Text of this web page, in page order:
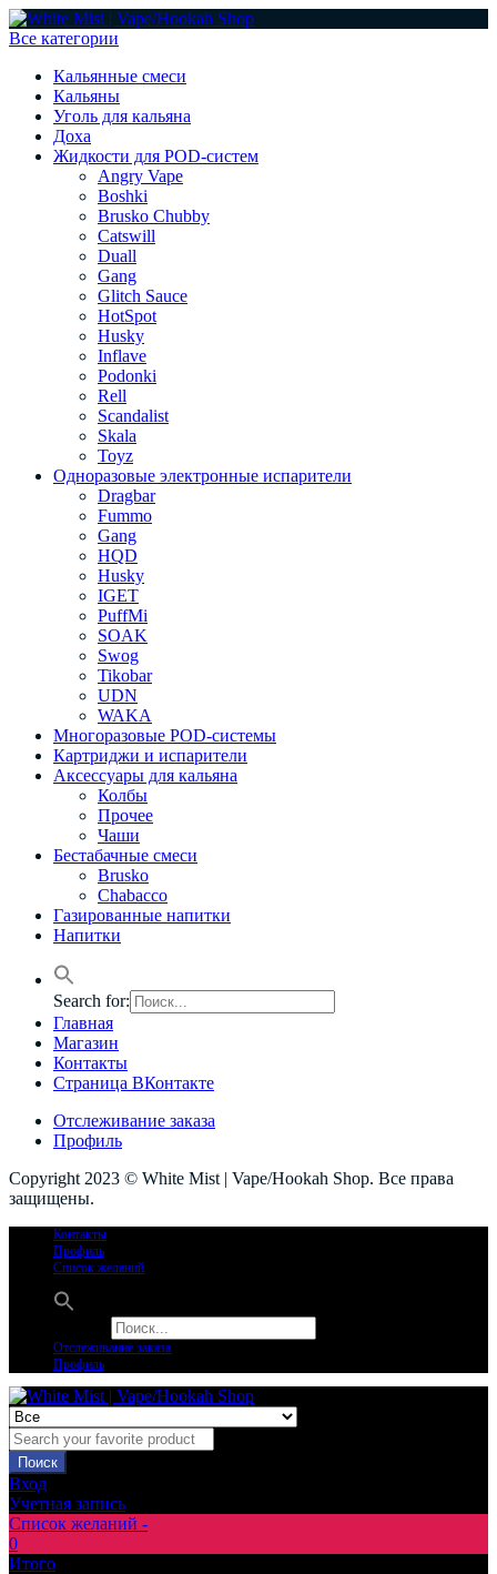
Все категории
Кальянные смеси
Кальяны
Уголь для кальяна
Доха
Жидкости для POD-систем
Angry Vape
Boshki
Brusko Chubby
Catswill
Duall
Gang
Glitch Sauce
HotSpot
Husky
Inflave
Podonki
Rell
Scandalist
Skala
Toyz
Одноразовые электронные испарители
Dragbar
Fummo
Gang
HQD
Husky
IGET
PuffMi
SOAK
Swog
Tikobar
UDN
WAKA
Многоразовые POD-системы
Картриджи и испарители
Аксессуары для кальяна
Колбы
Прочее
Чаши
Бестабачные смеси
Brusko
Chabacco
Газированные напитки
Напитки
Search for:
Главная
Магазин
Контакты
Страница ВКонтакте
Отслеживание заказа
Профиль
Copyright 2023 © White Mist | Vape/Hookah Shop. Все права
защищены.
Контакты
Профиль
Список желаний
Отслеживание заказа
Профиль
Поиск
Вход
Учетная запись
Список желаний -
0
Итого